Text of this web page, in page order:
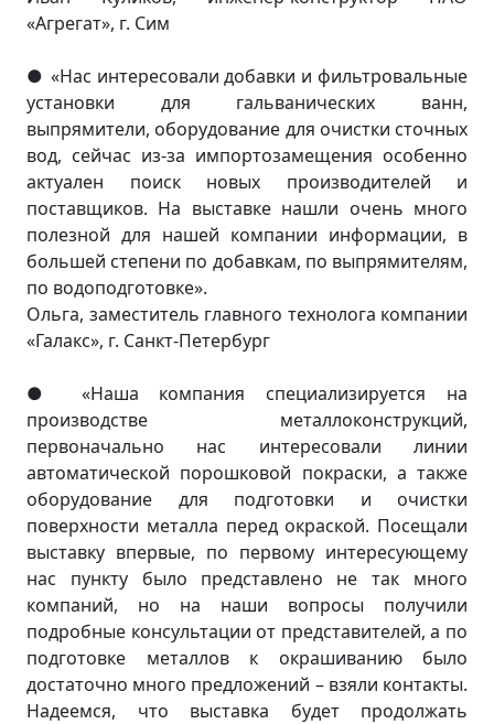
«Агрегат», г. Сим
● «Нас интересовали добавки и фильтровальные
установки для гальванических ванн,
выпрямители, оборудование для очистки сточных
вод, сейчас из-за импортозамещения особенно
актуален поиск новых производителей и
поставщиков. На выставке нашли очень много
полезной для нашей компании информации, в
большей степени по добавкам, по выпрямителям,
по водоподготовке».
Ольга, заместитель главного технолога компании
«Галакс», г. Санкт-Петербург
● «Наша компания специализируется на
производстве металлоконструкций,
первоначально нас интересовали линии
автоматической порошковой покраски, а также
оборудование для подготовки и очистки
поверхности металла перед окраской. Посещали
выставку впервые, по первому интересующему
нас пункту было представлено не так много
компаний, но на наши вопросы получили
подробные консультации от представителей, а по
подготовке металлов к окрашиванию было
достаточно много предложений – взяли контакты.
Надеемся, что выставка будет продолжать